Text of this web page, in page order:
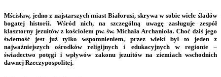
Mścisław, jedno z najstarszych miast Białorusi, skrywa w sobie wiele śladów
bogatej historii. Wśród nich, na szczególną uwagę zasługuje zespół
klasztorny jezuitów z kościołem pw. św. Michała Archanioła. Choć dziś jego
świetność jest już tylko wspomnieniem, przez wieki był to jeden z
najważniejszych ośrodków religijnych i edukacyjnych w regionie –
świadectwo potęgi i wpływów zakonu jezuitów na ziemiach wschodnich
dawnej Rzeczypospolitej.